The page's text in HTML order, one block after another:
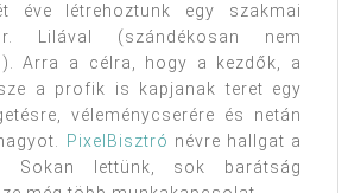
éve létrehoztunk egy szakmai
Lilával (szándékosan nem
Arra a célra, hogy a kezdők, a
a profik is kapjanak teret egy
véleménycserére és netán
PixelBisztró névre hallgat a
Sokan lettünk, sok barátság